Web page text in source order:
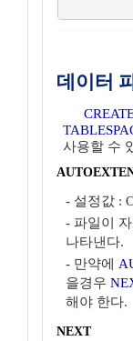
데이터
사용할 수
- 설정값 :
- 파일이
나타낸다.
- 만약에
을경우
해야 한다.
NEXT